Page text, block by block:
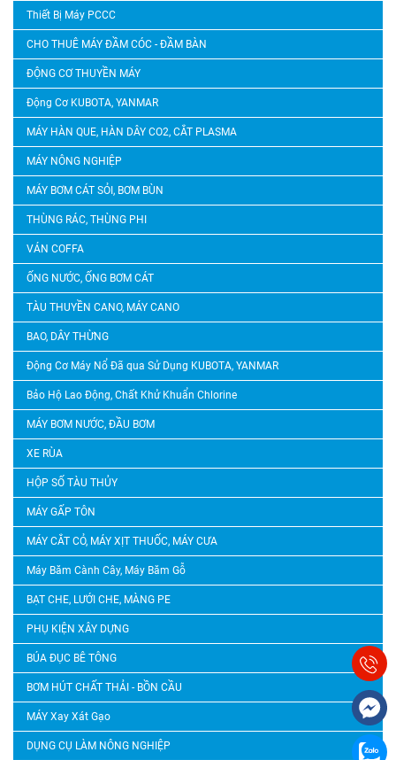
Thiết Bị Máy PCCC
CHO THUÊ MÁY ĐẦM CÓC - ĐẦM BÀN
ĐỘNG CƠ THUYỀN MÁY
Động Cơ KUBOTA, YANMAR
MÁY HÀN QUE, HÀN DÂY CO2, CẮT PLASMA
MÁY NÔNG NGHIỆP
MÁY BƠM CÁT SỎI, BƠM BÙN
THÙNG RÁC, THÙNG PHI
VÁN COFFA
ỐNG NƯỚC, ỐNG BƠM CÁT
TÀU THUYỀN CANO, MÁY CANO
BAO, DÂY THỪNG
Động Cơ Máy Nổ Đã qua Sử Dụng KUBOTA, YANMAR
Bảo Hộ Lao Động, Chất Khử Khuẩn Chlorine
MÁY BƠM NƯỚC, ĐẦU BƠM
XE RÙA
HỘP SỐ TÀU THỦY
MÁY GẤP TÔN
MÁY CẮT CỎ, MÁY XỊT THUỐC, MÁY CƯA
Máy Băm Cành Cây, Máy Băm Gỗ
BẠT CHE, LƯỚI CHE, MÀNG PE
PHỤ KIỆN XÂY DỰNG
BÚA ĐỤC BÊ TÔNG
BƠM HÚT CHẤT THẢI - BỒN CẦU
MÁY Xay Xát Gạo
DỤNG CỤ LÀM NÔNG NGHIỆP